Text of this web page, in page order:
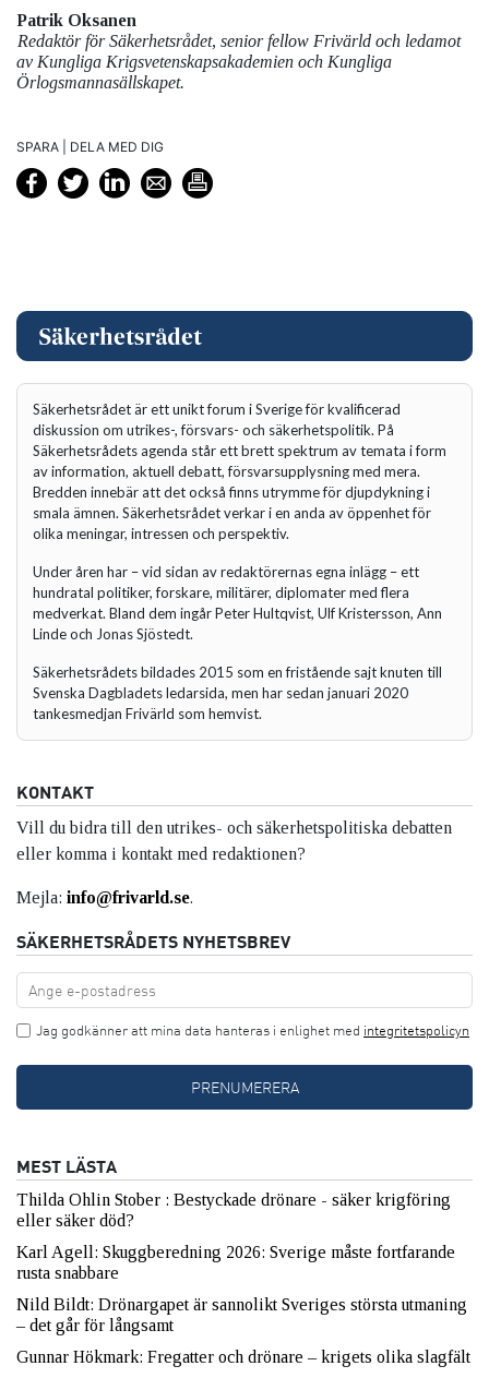
Patrik Oksanen
Redaktör för Säkerhetsrådet, senior fellow Frivärld och ledamot
av Kungliga Krigsvetenskapsakademien och Kungliga
Örlogsmannasällskapet.
SPARA | DELA MED DIG
Säkerhetsrådet är ett unikt forum i Sverige för kvalificerad
diskussion om utrikes-, försvars- och säkerhetspolitik. På
Säkerhetsrådets agenda står ett brett spektrum av temata i form
av information, aktuell debatt, försvarsupplysning med mera.
Bredden innebär att det också finns utrymme för djupdykning i
smala ämnen. Säkerhetsrådet verkar i en anda av öppenhet för
olika meningar, intressen och perspektiv.
Under åren har – vid sidan av redaktörernas egna inlägg – ett
hundratal politiker, forskare, militärer, diplomater med flera
medverkat. Bland dem ingår Peter Hultqvist, Ulf Kristersson, Ann
Linde och Jonas Sjöstedt.
Säkerhetsrådets bildades 2015 som en fristående sajt knuten till
Svenska Dagbladets ledarsida, men har sedan januari 2020
tankesmedjan Frivärld som hemvist.
KONTAKT
Vill du bidra till den utrikes- och säkerhetspolitiska debatten
eller komma i kontakt med redaktionen?
Mejla: info@frivarld.se.
SÄKERHETSRÅDETS NYHETSBREV
Jag godkänner att mina data hanteras i enlighet med integritetspolicyn
MEST LÄSTA
Thilda Ohlin Stober : Bestyckade drönare - säker krigföring
eller säker död?
Karl Agell: Skuggberedning 2026: Sverige måste fortfarande
rusta snabbare
Nild Bildt: Drönargapet är sannolikt Sveriges största utmaning
– det går för långsamt
Gunnar Hökmark: Fregatter och drönare – krigets olika slagfält